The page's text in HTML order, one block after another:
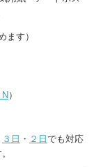
す）
）
３日 ・ ２日でも対応